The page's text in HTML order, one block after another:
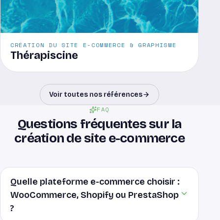
CRÉATION DU SITE E-COMMERCE & GRAPHISME
Thérapiscine
Voir toutes nos références
FAQ
Questions fréquentes sur la
création de site e-commerce
Quelle plateforme e-commerce choisir :
WooCommerce, Shopify ou PrestaShop
?